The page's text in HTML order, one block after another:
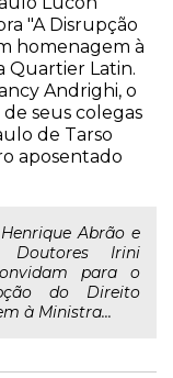
"A Disrupção
homenagem à
Quartier Latin.
Andrighi, o
seus colegas
de Tarso
aposentado
Henrique Abrão e
Irini
para o
do Direito
à Ministra...